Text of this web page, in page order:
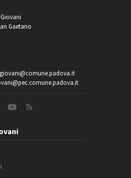
Gaetano